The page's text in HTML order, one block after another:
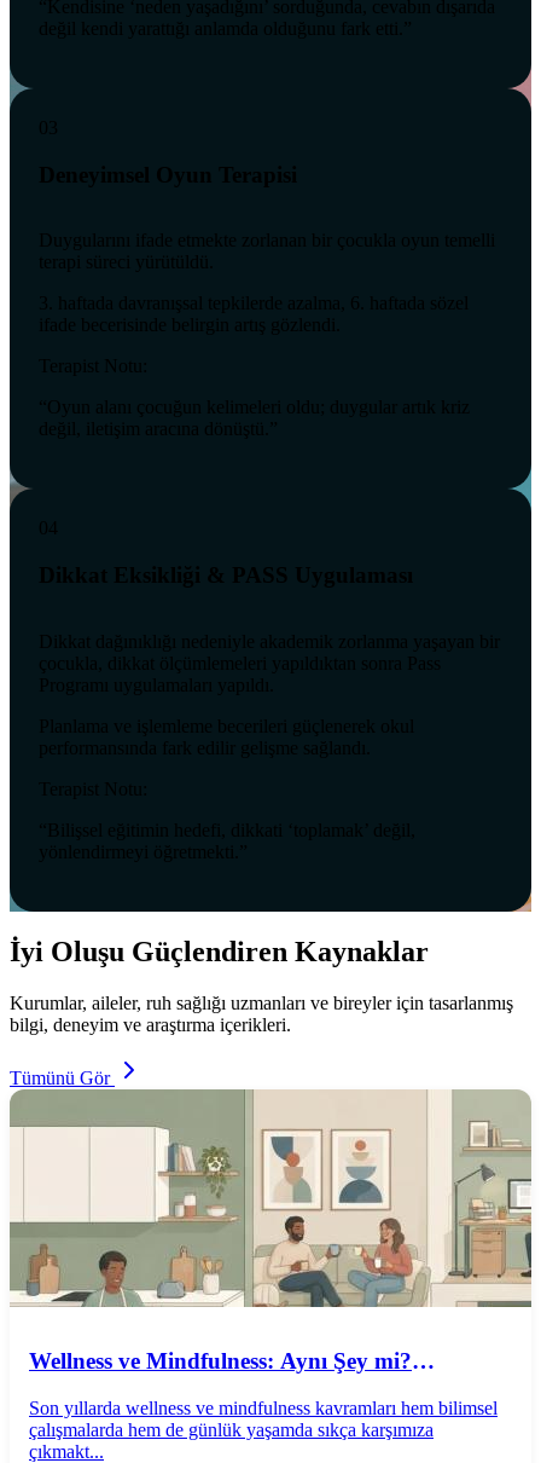
“Kendisine ‘neden yaşadığını’ sorduğunda, cevabın dışarıda
değil kendi yarattığı anlamda olduğunu fark etti.”
03
Deneyimsel Oyun Terapisi
Duygularını ifade etmekte zorlanan bir çocukla oyun temelli
terapi süreci yürütüldü.
3. haftada davranışsal tepkilerde azalma, 6. haftada sözel
ifade becerisinde belirgin artış gözlendi.
Terapist Notu:
“Oyun alanı çocuğun kelimeleri oldu; duygular artık kriz
değil, iletişim aracına dönüştü.”
04
Dikkat Eksikliği & PASS Uygulaması
Dikkat dağınıklığı nedeniyle akademik zorlanma yaşayan bir
çocukla, dikkat ölçümlemeleri yapıldıktan sonra Pass
Programı uygulamaları yapıldı.
Planlama ve işlemleme becerileri güçlenerek okul
performansında fark edilir gelişme sağlandı.
Terapist Notu:
“Bilişsel eğitimin hedefi, dikkati ‘toplamak’ değil,
yönlendirmeyi öğretmekti.”
İyi Oluşu Güçlendiren Kaynaklar
Kurumlar, aileler, ruh sağlığı uzmanları ve bireyler için tasarlanmış
bilgi, deneyim ve araştırma içerikleri.
Tümünü Gör
Wellness ve Mindfulness: Aynı Şey mi?
Son yıllarda wellness ve mindfulness kavramları hem bilimsel
çalışmalarda hem de günlük yaşamda sıkça karşımıza
çıkmakt...